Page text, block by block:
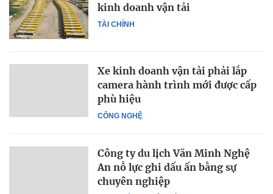
TÀI CHÍNH
kinh doanh vận tải
CÔNG NGHỆ
Xe kinh doanh vận tải phải lắp
camera hành trình mới được cấp
phù hiệu
Công ty du lịch Văn Minh Nghệ
An nỗ lực ghi dấu ấn bằng sự
chuyên nghiệp